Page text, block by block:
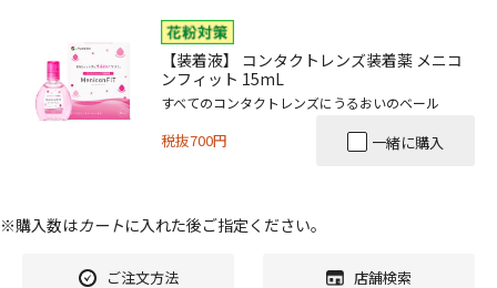
【装着液】 コンタクトレンズ装着薬 メニコ
ンフィット 15mL
すべてのコンタクトレンズにうるおいのベール
税抜700円 一緒に購入
※購入数はカートに入れた後ご指定ください。
ご注文方法 店舗検索